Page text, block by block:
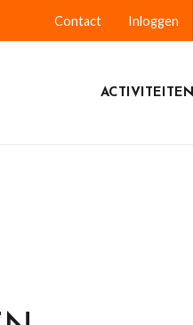
Contact Inloggen
ACTIVITEITEN